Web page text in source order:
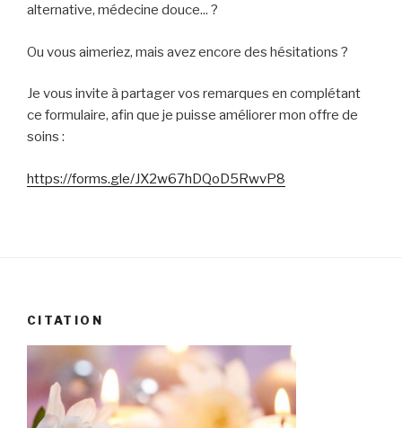
alternative, médecine douce... ?
Ou vous aimeriez, mais avez encore des hésitations ?
Je vous invite à partager vos remarques en complétant
ce formulaire, afin que je puisse améliorer mon offre de
soins :
https://forms.gle/JX2w67hDQoD5RwvP8
CITATION